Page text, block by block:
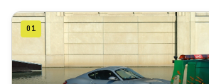
01